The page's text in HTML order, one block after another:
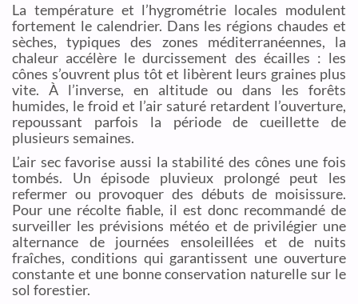
La température et l’hygrométrie locales modulent
fortement le calendrier. Dans les régions chaudes et
sèches, typiques des zones méditerranéennes, la
chaleur accélère le durcissement des écailles : les
cônes s’ouvrent plus tôt et libèrent leurs graines plus
vite. À l’inverse, en altitude ou dans les forêts
humides, le froid et l’air saturé retardent l’ouverture,
repoussant parfois la période de cueillette de
plusieurs semaines.
L’air sec favorise aussi la stabilité des cônes une fois
tombés. Un épisode pluvieux prolongé peut les
refermer ou provoquer des débuts de moisissure.
Pour une récolte fiable, il est donc recommandé de
surveiller les prévisions météo et de privilégier une
alternance de journées ensoleillées et de nuits
fraîches, conditions qui garantissent une ouverture
constante et une bonne conservation naturelle sur le
sol forestier.